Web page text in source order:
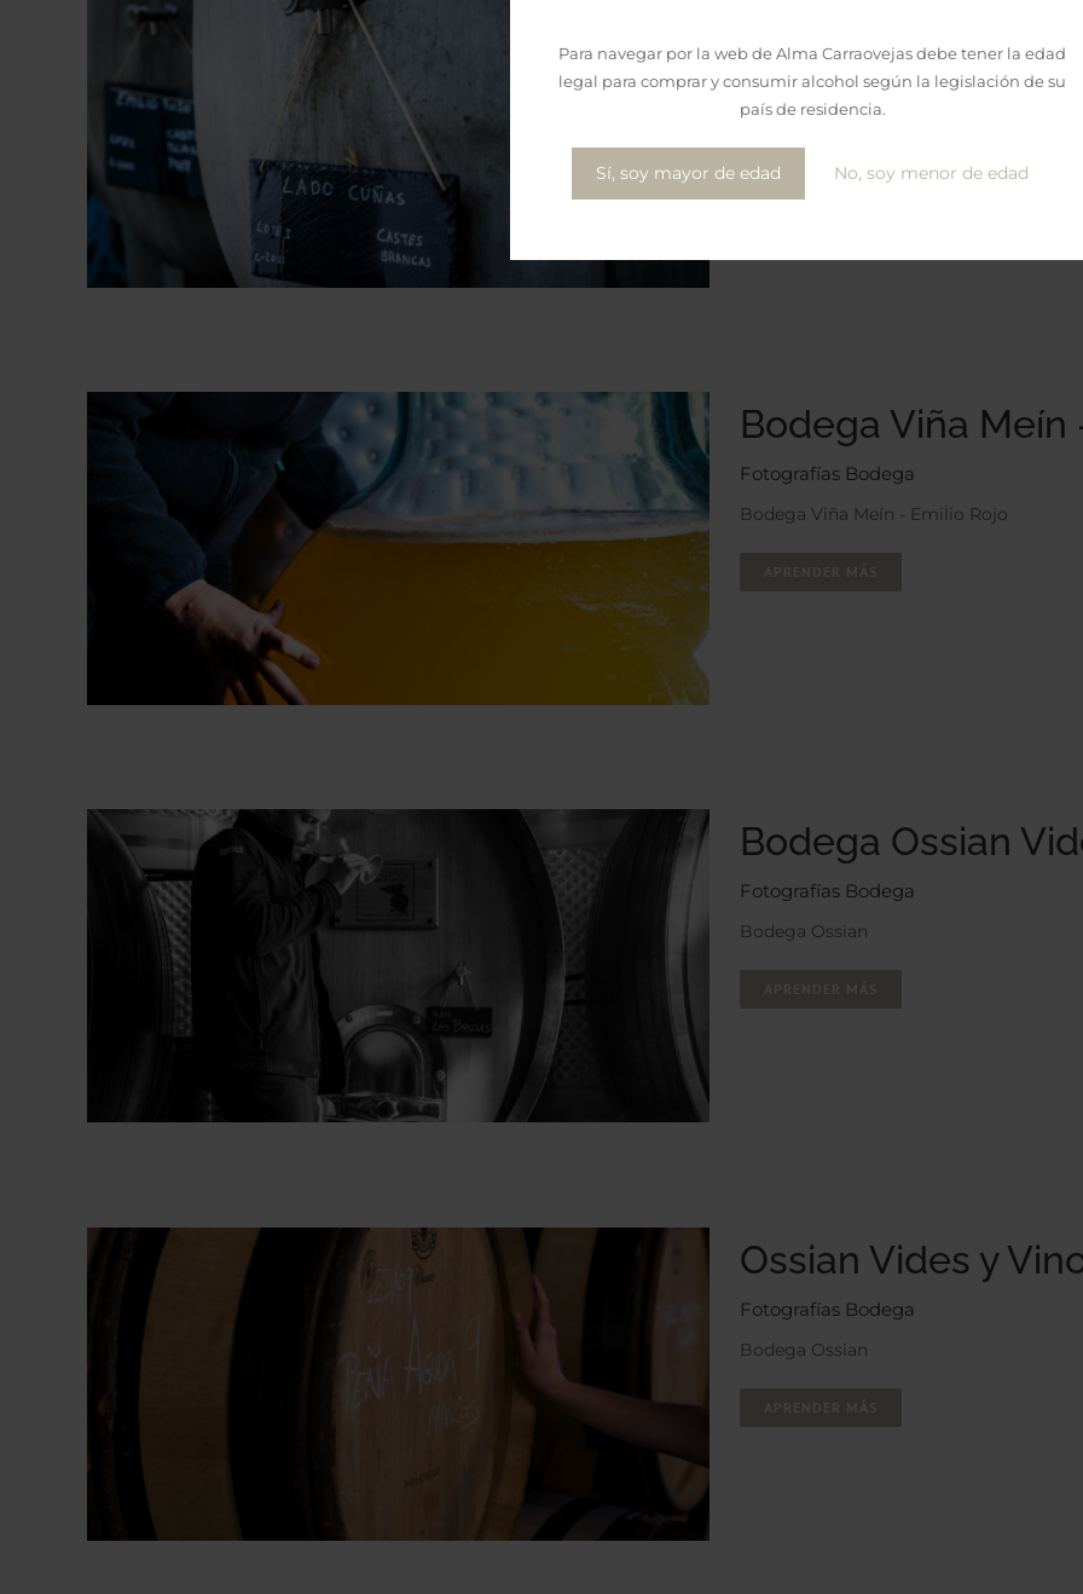
Para navegar por la web de Alma Carraovejas debe tener la edad
legal para comprar y consumir alcohol según la legislación de su
país de residencia.
Sí, soy mayor de edad No, soy menor de edad
Fotografías Bodega
Bodega Viña Meín - Emilio Rojo
APRENDER MÁS
Bodega Viña Meín – Emilio Rojo
Fotografías Bodega
Bodega Viña Meín
Fotografías Bodega
Bodega Viña Meín - Emilio Rojo
Bodega Ossian Vides y Vinos
Fotografías Bodega
Bodega Ossian
Fotografías Bodega
Bodega Ossian
Ossian Vides y Vinos
Fotografías Bodega
Ossian Vides y
Fotografías Bodega
Bodega Ossian